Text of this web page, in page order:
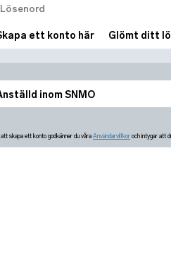
inom SNMO
ett konto här Glömt ditt
skapa ett konto godkänner du våra Användarvillkor och intygar att